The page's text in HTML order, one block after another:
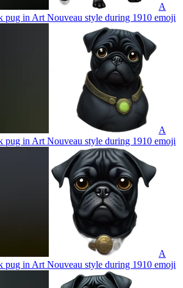
A
pug in Art Nouveau style during 1910 emoji
A
pug in Art Nouveau style during 1910 emoji
A
pug in Art Nouveau style during 1910 emoji